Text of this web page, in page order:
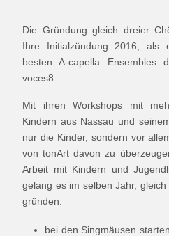
Die Gründung gleich dreier
Ihre Initialzündung 2016,
besten A-capella
voces8.
Mit ihren Workshops mit
Kindern aus Nassau und
nur die Kinder, sondern vor
von tonArt davon zu
Arbeit mit Kindern und
gelang es im selben Jahr,
gründen:
bei den Singmäusen